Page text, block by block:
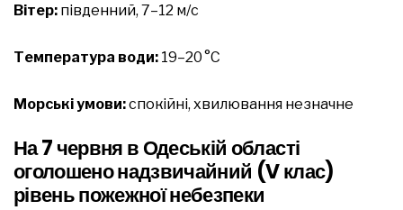
Вітер: південний, 7–12 м/с
Температура води: 19–20 °C
Морські умови:спокійні, хвилювання незначне
На 7 червня в Одеській області
оголошено надзвичайний (V клас)
рівень пожежної небезпеки